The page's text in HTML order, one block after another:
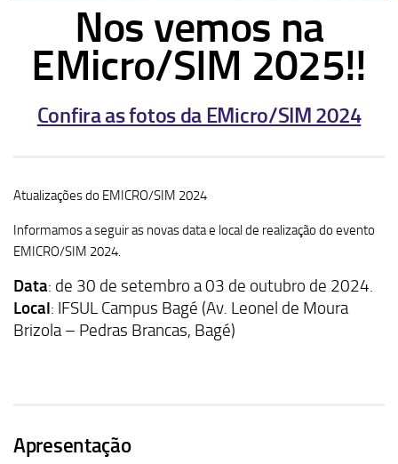
Nos vemos na
EMicro/SIM 2025!!
Confira as fotos da EMicro/SIM 2024
Atualizações do EMICRO/SIM 2024
Informamos a seguir as novas data e local de realização do evento
EMICRO/SIM 2024.
Data: de 30 de setembro a 03 de outubro de 2024.
Local: IFSUL Campus Bagé (Av. Leonel de Moura
Brizola – Pedras Brancas, Bagé)
Apresentação